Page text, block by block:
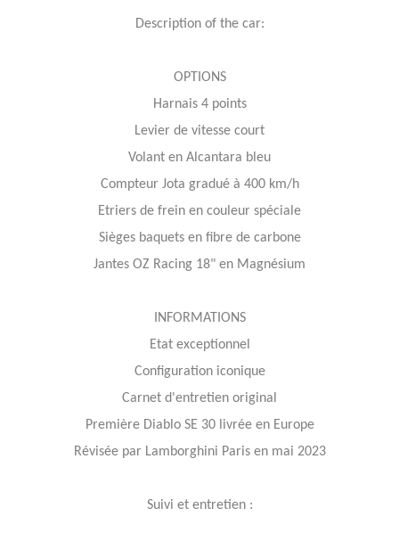
Description of the car:
OPTIONS
Harnais 4 points
Levier de vitesse court
Volant en Alcantara bleu
Compteur Jota gradué à 400 km/h
Etriers de frein en couleur spéciale
Sièges baquets en fibre de carbone
Jantes OZ Racing 18" en Magnésium
INFORMATIONS
Etat exceptionnel
Configuration iconique
Carnet d'entretien original
Première Diablo SE 30 livrée en Europe
Révisée par Lamborghini Paris en mai 2023
Suivi et entretien :